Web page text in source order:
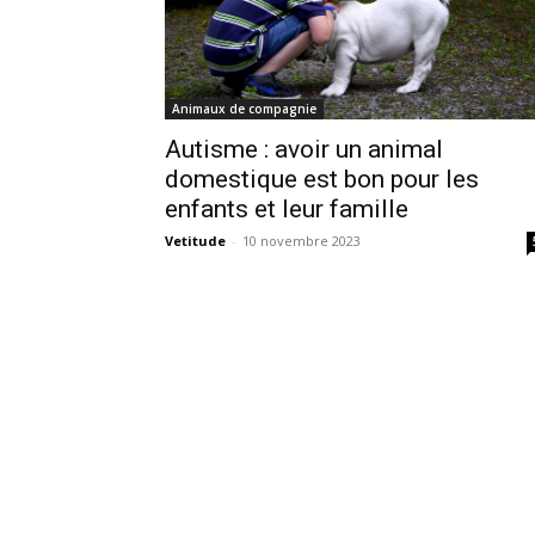
Animaux de compagnie
Autisme : avoir un animal
domestique est bon pour les
enfants et leur famille
Vetitude - 10 novembre 2023